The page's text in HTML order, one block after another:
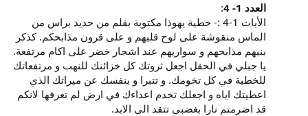
العدد 1- 4
:
الأيات 1-4 :- خطية يهوذا مكتوبة بقلم من حديد براس من
الماس منقوشة على لوح قلبهم و على قرون مذابحكم. كذكر
بنيهم مذابحهم و سواريهم عند اشجار خضر على اكام مرتفعة.
يا جبلي في الحقل اجعل ثروتك كل خزائنك للنهب و مرتفعاتك
للخطية في كل تخومك. و تتبرا و بنفسك عن ميراثك الذي
اعطيتك اياه و اجعلك تخدم اعداءك في ارض لم تعرفها لانكم
قد اضرمتم نارا بغضبي تتقد الى الابد.